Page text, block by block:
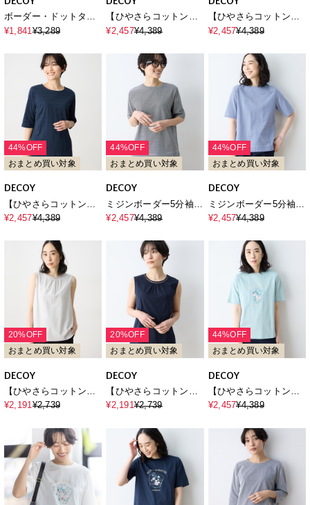
ボーダー・ドットタン
クトップ【UVカット・
ックコットン】
¥1,841 ¥3,289
【ひやさらコットン】
ジャガード6分袖Tシャ
感・UVカット】
¥2,457¥4,389
【ひやさらコットン】
ジャガード6分袖Tシャ
感・UVカット】
¥2,457¥4,389
44%OFF
おまとめ買い対象
DECOY
【ひやさらコットン】
ジャガード6分袖Tシャ
感・UVカット】
¥2,457¥4,389
44%OFF
おまとめ買い対象
DECOY
ミジンボーダー5分袖T
シャツ【オーガニック
¥2,457¥4,389
44%OFF
おまとめ買い対象
DECOY
ミジンボーダー5分袖T
シャツ【オーガニック
¥2,457¥4,389
20%OFF
おまとめ買い対象
DECOY
【ひやさらコットン】
ダブルピコタンクトッ
感・UVカット】
¥2,191¥2,739
20%OFF
おまとめ買い対象
DECOY
【ひやさらコットン】
ダブルピコタンクトッ
感・UVカット】
¥2,191¥2,739
44%OFF
おまとめ買い対象
DECOY
【ひやさらコットン】
フラワープリントTシャ
感・UVカット】
¥2,457¥4,389